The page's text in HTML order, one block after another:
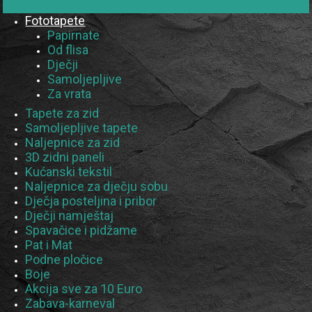
Fototapete
Papirnate
Od flisa
Dječji
Samoljepljive
Za vrata
Tapete za zid
Samoljepljive tapete
Naljepnice za zid
3D zidni paneli
Kućanski tekstil
Naljepnice za dječju sobu
Dječja posteljina i pribor
Dječji namještaj
Spavačice i pidžame
Pat i Mat
Podne pločice
Boje
Akcija sve za 10 Euro
Zabava-karneval